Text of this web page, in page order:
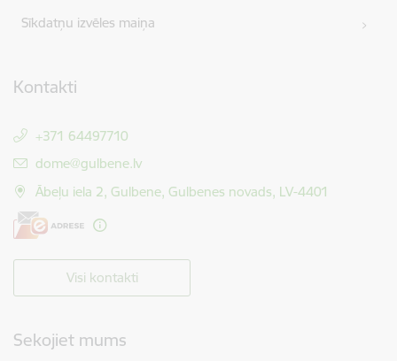
Sīkdatņu izvēles maiņa
Kontakti
+371 64497710
E-pasts:
dome@gulbene.lv
Ābeļu iela 2, Gulbene, Gulbenes novads, LV-4401
Visi kontakti
Sekojiet mums